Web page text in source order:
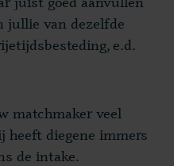
jullie van dezelfde
e.d.
matchmaker veel
heeft diegene immers
de intake.